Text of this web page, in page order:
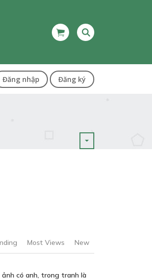
Đăng nhập Đăng ký
Most Views New
ảnh có anh, trong tranh là